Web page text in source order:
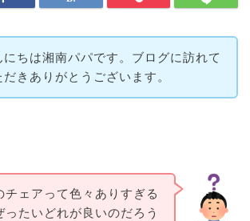
にちは湘南パパです。ブログに訪れて
だきありがとうございます。
チェアって色々ありすぎる
ったいどれが良いのだろう